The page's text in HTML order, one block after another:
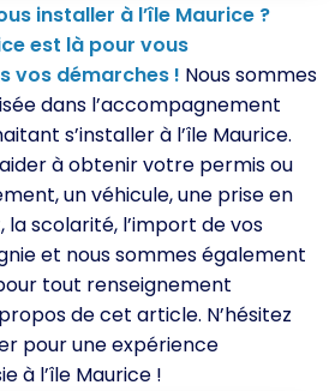
installer à l’île Maurice ?
est là pour vous
vos démarches ! Nous sommes
dans l’accompagnement
s’installer à l’île Maurice.
à obtenir votre permis ou
un véhicule, une prise en
scolarité, l’import de vos
et nous sommes également
tout renseignement
de cet article. N’hésitez
pour une expérience
à l’île Maurice !